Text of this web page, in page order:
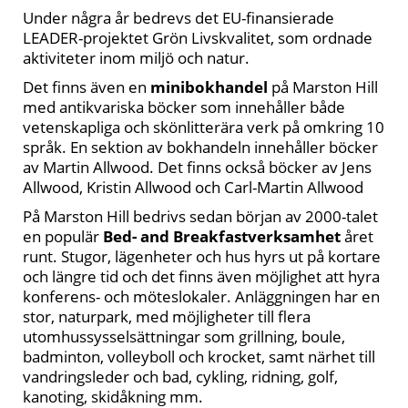
Under några år bedrevs det EU-finansierade
LEADER-projektet Grön Livskvalitet, som ordnade
aktiviteter inom miljö och natur.
Det finns även en minibokhandel på Marston Hill
med antikvariska böcker som innehåller både
vetenskapliga och skönlitterära verk på omkring 10
språk. En sektion av bokhandeln innehåller böcker
av Martin Allwood. Det finns också böcker av Jens
Allwood, Kristin Allwood och Carl-Martin Allwood
På Marston Hill bedrivs sedan början av 2000-talet
en populär Bed- and Breakfastverksamhetåret
runt. Stugor, lägenheter och hus hyrs ut på kortare
och längre tid och det finns även möjlighet att hyra
konferens- och möteslokaler. Anläggningen har en
stor, naturpark, med möjligheter till flera
utomhussysselsättningar som grillning, boule,
badminton, volleyboll och krocket, samt närhet till
vandringsleder och bad, cykling, ridning, golf,
kanoting, skidåkning mm.